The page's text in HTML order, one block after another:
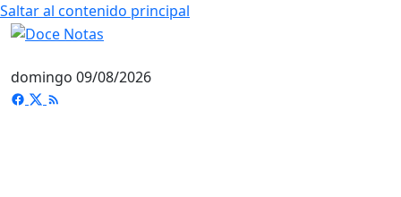
Saltar al contenido principal
domingo 09/08/2026